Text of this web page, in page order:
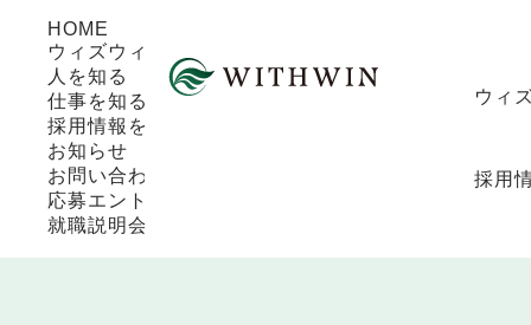
HOME
ウィズウィングループを知る
人を知る
仕事を知る
採用情報を知る
お知らせ
お問い合わせ
応募エントリー
就職説明会エントリー
ウィ
採用